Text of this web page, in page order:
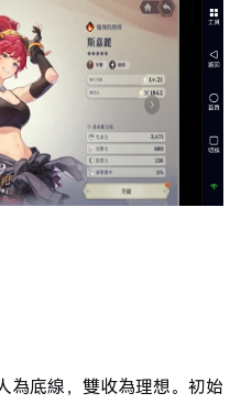
為底線，雙收為理想。初始